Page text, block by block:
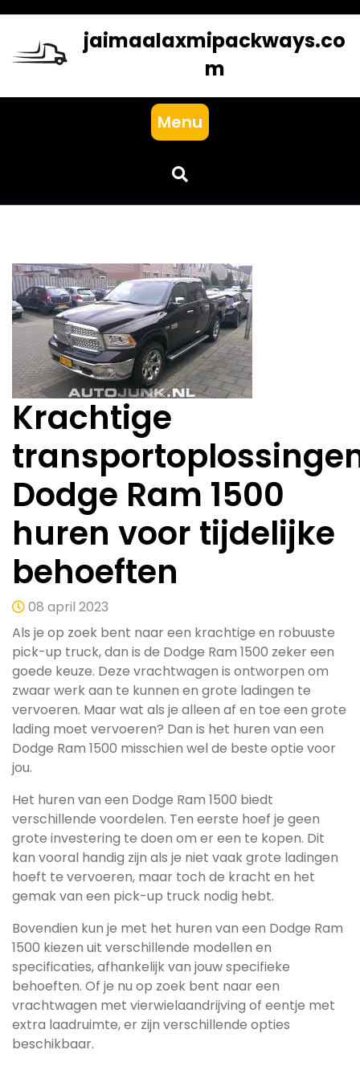
content
jaimaalaxmipackways.co
m
Menu
Krachtige
Dodge Ram 1500
huren voor tijdelijke
behoeften
08 april 2023
Als je op zoek bent naar een krachtige en robuuste
pick-up truck, dan is de Dodge Ram 1500 zeker een
goede keuze. Deze vrachtwagen is ontworpen om
zwaar werk aan te kunnen en grote ladingen te
vervoeren. Maar wat als je alleen af en toe een grote
lading moet vervoeren? Dan is het huren van een
Dodge Ram 1500 misschien wel de beste optie voor
jou.
Het huren van een Dodge Ram 1500 biedt
verschillende voordelen. Ten eerste hoef je geen
grote investering te doen om er een te kopen. Dit
kan vooral handig zijn als je niet vaak grote ladingen
hoeft te vervoeren, maar toch de kracht en het
gemak van een pick-up truck nodig hebt.
Bovendien kun je met het huren van een Dodge Ram
1500 kiezen uit verschillende modellen en
specificaties, afhankelijk van jouw specifieke
behoeften. Of je nu op zoek bent naar een
vrachtwagen met vierwielaandrijving of eentje met
extra laadruimte, er zijn verschillende opties
beschikbaar.